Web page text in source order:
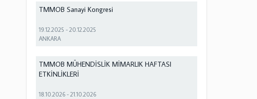
TMMOB Sanayi Kongresi
19.12.2025 -20.12.2025
ANKARA
TMMOB MÜHENDİSLİK MİMARLIK HAFTASI
ETKİNLİKLERİ
18.10.2026 -21.10.2026